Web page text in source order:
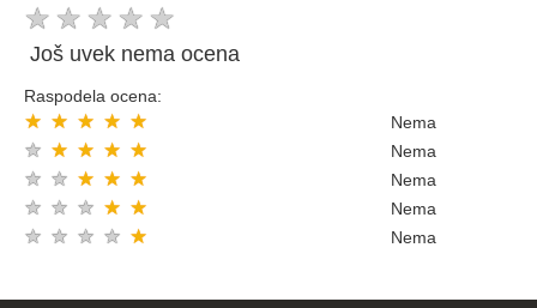
★ ★ ★ ★ ★
Još uvek nema ocena
Raspodela ocena:
★
★
★
★
★ Nema
★
★
★
★
★ Nema
★
★
★
★
★ Nema
★
★
★
★
★ Nema
★
★
★
★
★ Nema